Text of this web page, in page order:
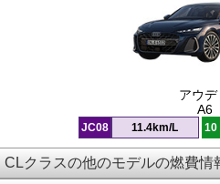
アウデ
A6
JC08 11.4km/L 10
CLクラスの他のモデルの燃費情